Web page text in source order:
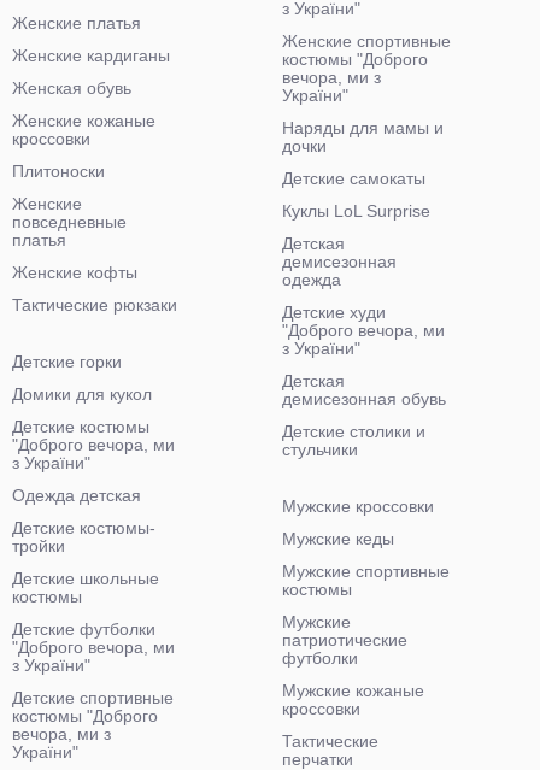
Женские платья
Женские кардиганы
Женская обувь
Женские кожаные
кроссовки
Плитоноски
Женские
повседневные
платья
Женские кофты
Тактические рюкзаки
з України"
Женские спортивные
костюмы "Доброго
вечора, ми з
України"
Наряды для мамы и
дочки
Детские самокаты
Куклы LoL Surprise
Детская
демисезонная
одежда
Детские худи
"Доброго вечора, ми
з України"
Детская
демисезонная обувь
Детские столики и
стульчики
Детские горки
Домики для кукол
Детские костюмы
"Доброго вечора, ми
з України"
Одежда детская
Детские костюмы-
тройки
Детские школьные
костюмы
Детские футболки
"Доброго вечора, ми
з України"
Детские спортивные
костюмы "Доброго
вечора, ми з
України"
Мужские кроссовки
Мужские кеды
Мужские спортивные
костюмы
Мужские
патриотические
футболки
Мужские кожаные
кроссовки
Тактические
перчатки